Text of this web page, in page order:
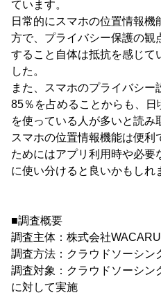
ています。
日常的にスマホの位置情報
方で、プライバシー保護の観
すること自体は抵抗を感じて
した。
また、スマホのプライバシ
85％を占めることからも、
を使っている人が多いと読み
スマホの位置情報機能は便
ためにはアプリ利用時や必
に使い分けると良いかもしれ
■調査概要
調査主体：株式会社
調査方法：クラウドソーシン
調査対象：クラウドソーシン
に対して実施